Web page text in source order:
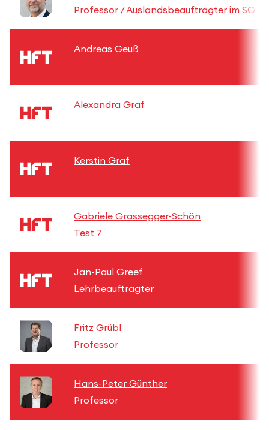
Professor / Auslandsbeauftragter im SG
Andreas Geuß
Alexandra Graf
Kerstin Graf
Gabriele Grassegger-Schön
Test 7
Jan-Paul Greef
Lehrbeauftragter
Fritz Grübl
Professor
Hans-Peter Günther
Professor